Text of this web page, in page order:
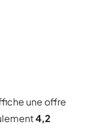
une offre
4,2